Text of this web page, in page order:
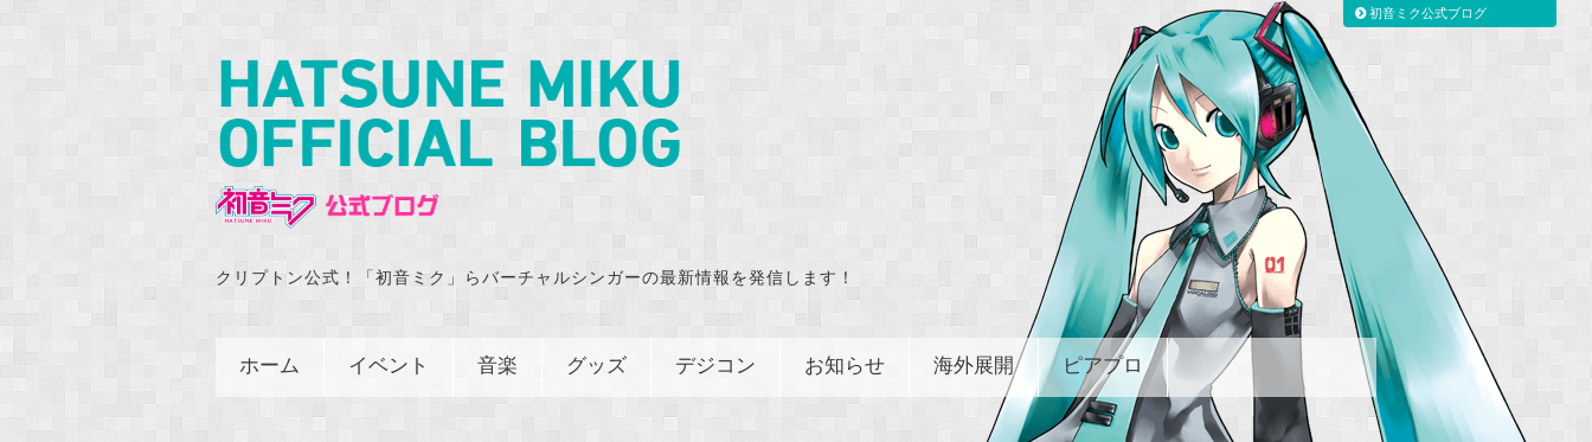
クリプトン公式！「初音ミク」らバーチャルシンガーの最新情報を発信します！
ホーム イベント 音楽 グッズ デジコン お知らせ 海外展開 ピアプロ
初音ミク公式ブログ